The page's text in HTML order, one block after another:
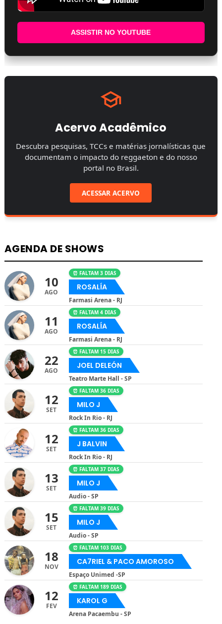
ASSISTIR NO YOUTUBE
Acervo Acadêmico
Descubra pesquisas, TCCs e matérias jornalísticas que
documentam o impacto do reggaeton e do nosso
portal no Brasil.
ACESSAR ACERVO
AGENDA DE SHOWS
10
AGO
⏰ FALTAM 3 DIAS
ROSALÍA
Farmasi Arena - RJ
11
AGO
⏰ FALTAM 4 DIAS
ROSALÍA
Farmasi Arena - RJ
22
AGO
⏰ FALTAM 15 DIAS
JOEL DELEÓN
Teatro Marte Hall - SP
12
SET
⏰ FALTAM 36 DIAS
MILO J
Rock In Rio - RJ
12
SET
⏰ FALTAM 36 DIAS
J BALVIN
Rock In Rio - RJ
13
SET
⏰ FALTAM 37 DIAS
MILO J
Audio - SP
15
SET
⏰ FALTAM 39 DIAS
MILO J
Audio - SP
18
NOV
⏰ FALTAM 103 DIAS
CA7RIEL & PACO AMOROSO
Espaço Unimed -SP
12
FEV
⏰ FALTAM 189 DIAS
KAROL G
Arena Pacaembu - SP